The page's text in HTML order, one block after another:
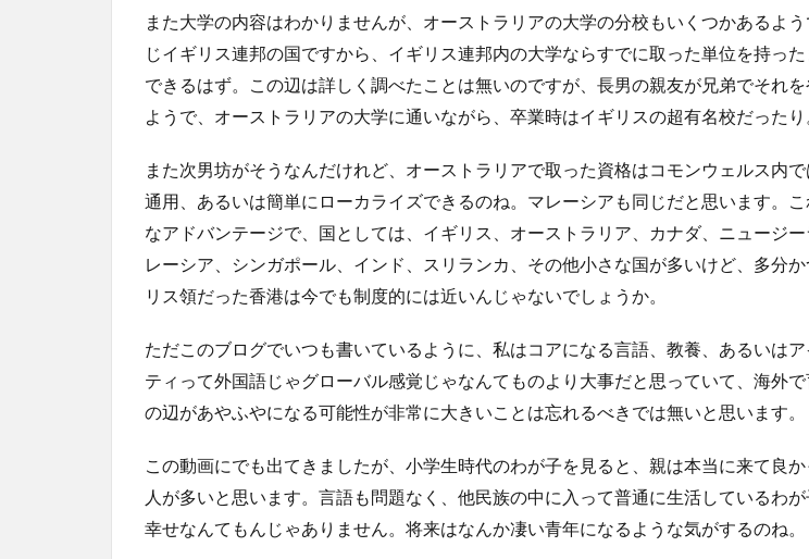
また大学の内容はわかりませんが、オーストラリアの大学の分校もいくつかあるよ
じイギリス連邦の国ですから、イギリス連邦内の大学ならすでに取った単位を持っ
できるはず。この辺は詳しく調べたことは無いのですが、長男の親友が兄弟でそれ
ようで、オーストラリアの大学に通いながら、卒業時はイギリスの超有名校だったり
また次男坊がそうなんだけれど、オーストラリアで取った資格はコモンウェルス内で
通用、あるいは簡単にローカライズできるのね。マレーシアも同じだと思います。こ
なアドバンテージで、国としては、イギリス、オーストラリア、カナダ、ニュージ
レーシア、シンガポール、インド、スリランカ、その他小さな国が多いけど、多分
リス領だった香港は今でも制度的には近いんじゃないでしょうか。
ただこのブログでいつも書いているように、私はコアになる言語、教養、あるいはア
ティって外国語じゃグローバル感覚じゃなんてものより大事だと思っていて、海外
の辺があやふやになる可能性が非常に大きいことは忘れるべきでは無いと思います。
この動画にでも出てきましたが、小学生時代のわが子を見ると、親は本当に来て良か
人が多いと思います。言語も問題なく、他民族の中に入って普通に生活しているわが
幸せなんてもんじゃありません。将来はなんか凄い青年になるような気がするのね。